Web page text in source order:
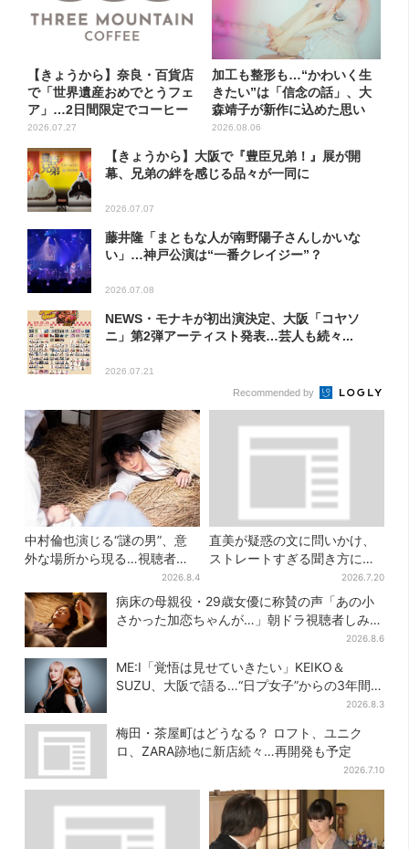
【きょうから】奈良・百貨店
で「世界遺産おめでとうフェ
ア」…2日間限定でコーヒー
無...
2026.07.27
加工も整形も…“かわいく生
きたい”は「信念の話」、大
森靖子が新作に込めた思い
2026.08.06
【きょうから】大阪で『豊臣兄弟！』展が開
幕、兄弟の絆を感じる品々が一同に
2026.07.07
藤井隆「まともな人が南野陽子さんしかいな
い」…神戸公演は“一番クレイジー”？
2026.07.08
NEWS・モナキが初出演決定、大阪「コヤソ
ニ」第2弾アーティスト発表…芸人も続々...
2026.07.21
Recommended by
中村倫也演じる“謎の男”、意
外な場所から現る…視聴者歓
喜「こんな登場シーンとは」
2026.8.4
直美が疑惑の文に問いかけ、
ストレートすぎる聞き方に視
聴者驚き「ド直球で訊いちゃ
うんだ」
2026.7.20
病床の母親役・29歳女優に称賛の声「あの小
さかった加恋ちゃんが…」朝ドラ視聴者しみじ
2026.8.6
ME:I「覚悟は見せていきたい」KEIKO＆
SUZU、大阪で語る…“日プ女子”からの3年間
2026.8.3
梅田・茶屋町はどうなる？ ロフト、ユニク
ロ、ZARA跡地に新店続々…再開発も予定
2026.7.10